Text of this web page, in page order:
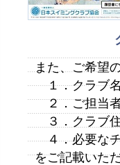
また、ご希望
１．クラブ
２．ご担当
３．クラブ
４．必要なチ
をご記載いた